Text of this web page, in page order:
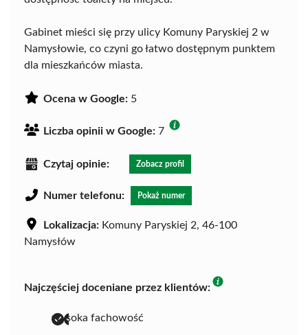
Gabinet mieści się przy ulicy Komuny Paryskiej 2 w
Namysłowie, co czyni go łatwo dostępnym punktem
dla mieszkańców miasta.
Ocena w Google: 5
Liczba opinii w Google: 7
Czytaj opinie: Zobacz profil
Numer telefonu: Pokaż numer
Lokalizacja: Komuny Paryskiej 2, 46-100
Namysłów
Najczęściej doceniane przez klientów:
wysoka fachowość